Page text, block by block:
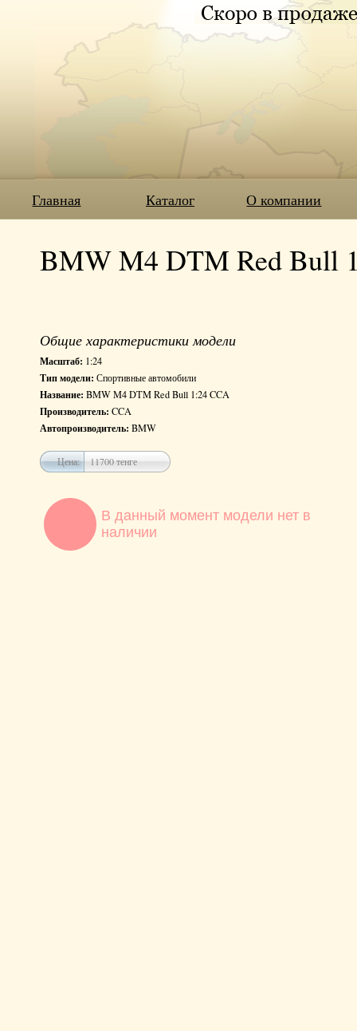
Главная Каталог О компании
BMW M4 DTM Red Bull
Общие характеристики модели
Масштаб: 1:24
Тип модели: Спортивные автомобили
Название: BMW M4 DTM Red Bull 1:24 CCA
Производитель: CCA
Автопроизводитель: BMW
Цена: 11700 тенге
В данный момент модели нет в
наличии